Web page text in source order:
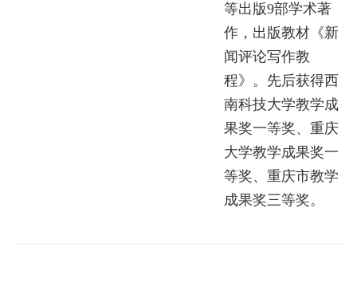
等出版9部学术著
作，出版教材《新
闻评论写作教
程》。先后获得西
南科技大学教学成
果奖一等奖、重庆
大学教学成果奖一
等奖、重庆市教学
成果奖三等奖。